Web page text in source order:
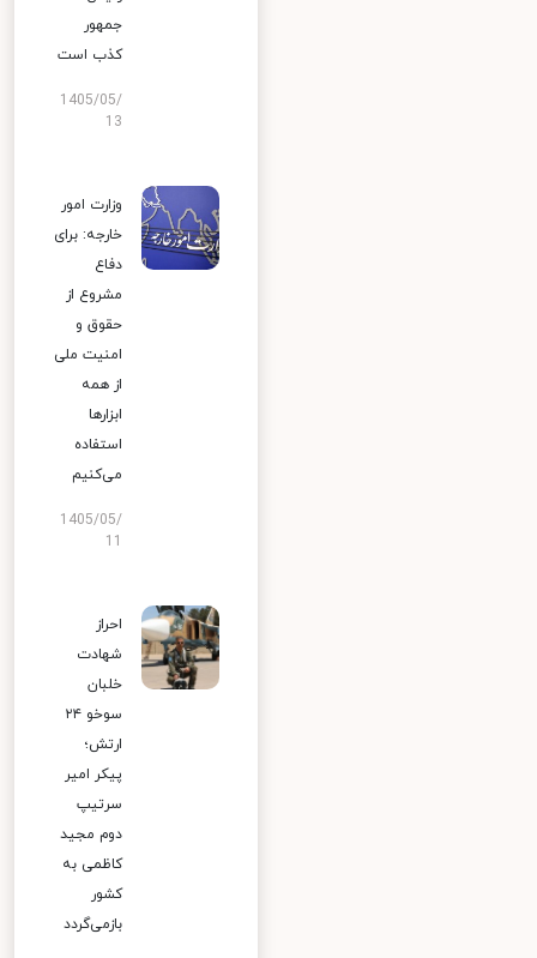
جمهور
کذب است
1405/05/
13
وزارت امور
خارجه: برای
دفاع
مشروع از
حقوق و
امنیت ملی
از همه
ابزارها
استفاده
می‌کنیم
1405/05/
احراز
شهادت
خلبان
سوخو ۲۴
ارتش؛
پیکر امیر
سرتیپ
دوم مجید
کاظمی به
کشور
بازمی‌گردد